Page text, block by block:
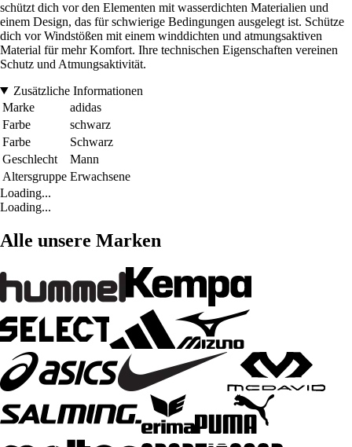
schützt dich vor den Elementen mit wasserdichten Materialien und
einem Design, das für schwierige Bedingungen ausgelegt ist. Schütze
dich vor Windstößen mit einem winddichten und atmungsaktiven
Material für mehr Komfort. Ihre technischen Eigenschaften vereinen
Schutz und Atmungsaktivität.
Zusätzliche Informationen
Marke
adidas
Farbe
schwarz
Farbe
Schwarz
Geschlecht
Mann
Altersgruppe Erwachsene
Loading...
Loading...
Alle unsere Marken